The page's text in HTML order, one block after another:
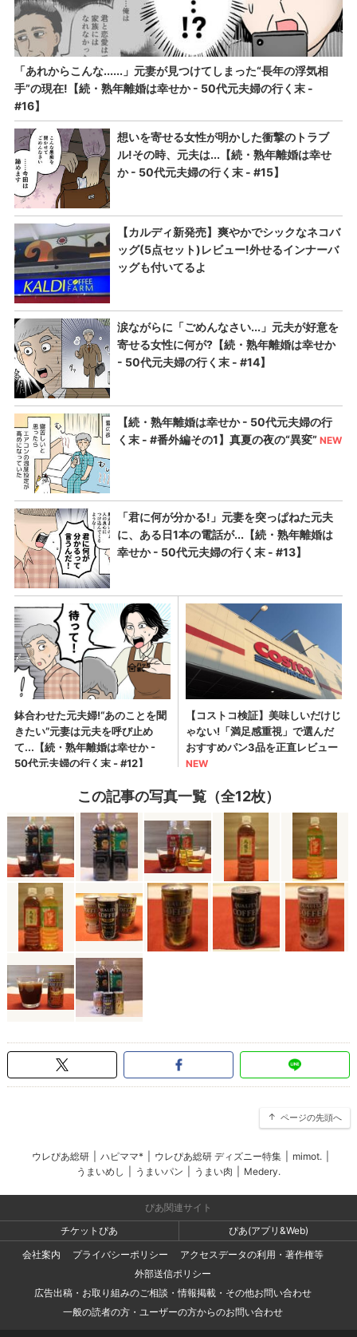
この記事の写真一覧（全12枚）
ページの先頭へ
ウレぴあ総研 ハピママ* ウレぴあ総研 ディズニー特集 mimot.
うまいめし
うまいパン うまい肉 Medery.
ぴあ関連サイト
チケットぴあ
ぴあ(アプリ&Web)
会社案内
プライバシーポリシー
アクセスデータの利用・著作権等
外部送信ポリシー
広告出稿・お取り組みのご相談・情報掲載・その他お問い合わせ
一般の読者の方・ユーザーの方からのお問い合わせ